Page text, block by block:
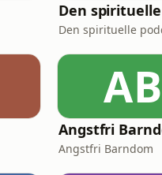
Den spirituelle
AB
Angstfri
Angstfri Barndom